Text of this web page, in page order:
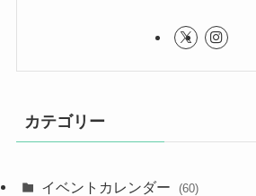
カテゴリー
イベントカレンダー (60)